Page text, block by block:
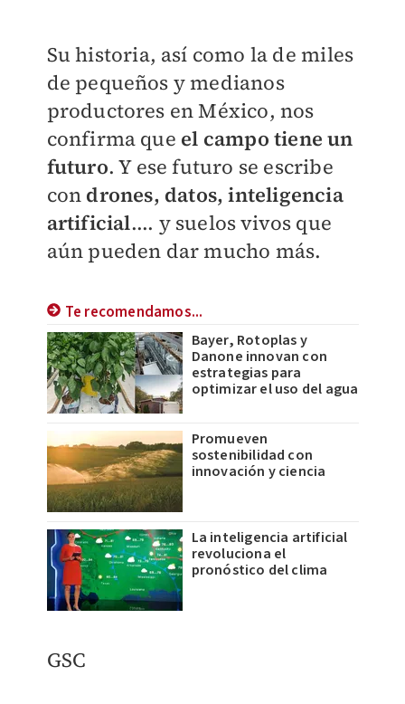
Su historia, así como la de miles
de pequeños y medianos
productores en México, nos
confirma que el campo tiene un
futuro. Y ese futuro se escribe
con drones, datos, inteligencia
artificial.... y suelos vivos que
aún pueden dar mucho más.
Te recomendamos...
Bayer, Rotoplas y
Danone innovan con
estrategias para
optimizar el uso del agua
Promueven
sostenibilidad con
innovación y ciencia
La inteligencia artificial
revoluciona el
pronóstico del clima
GSC